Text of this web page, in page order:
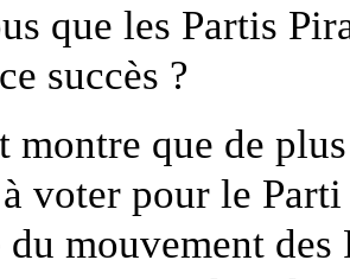
que les Partis
succès ?
montre que de
voter pour le
mouvement des